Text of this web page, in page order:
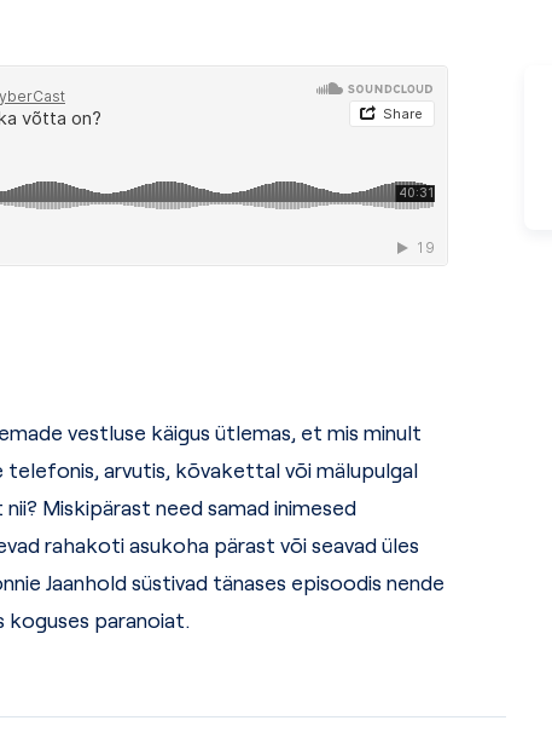
vestluse käigus ütlemas, et mis minult
arvutis, kõvakettal või mälupulgal
Miskipärast need samad inimesed
rahakoti asukoha pärast või seavad üles
Jaanhold süstivad tänases episoodis nende
koguses paranoiat.